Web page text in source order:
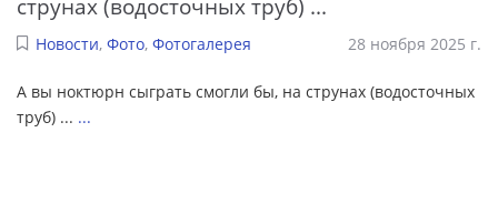
Новости, Фото, Фотогалерея 28 ноября 2025 г.
А вы ноктюрн сыграть смогли бы, на струнах (водосточных
труб) ... ...